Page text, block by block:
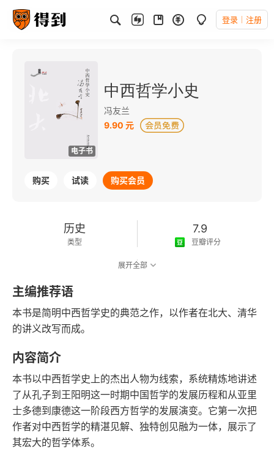
登录 注册
电子书
中西哲学小史
冯友兰
9.90 元
购买 试读 购买会员
历史
类型
7.9
豆瓣评分
2009-10-01
发行日期
展开全部
主编推荐语
本书是简明中西哲学史的典范之作，以作者在北大、清华
的讲义改写而成。
内容简介
本书以中西哲学史上的杰出人物为线索，系统精炼地讲述
了从孔子到王阳明这一时期中国哲学的发展历程和从亚里
士多德到康德这一阶段西方哲学的发展演变。它第一次把
作者对中西哲学的精湛见解、独特创见融为一体，展示了
其宏大的哲学体系。